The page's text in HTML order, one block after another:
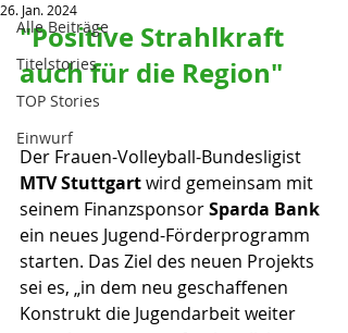
Alle Beiträge
Titelstories
TOP Stories
Einwurf
26. Jan. 2024
"Positive Strahlkraft
auch für die Region"
Der Frauen-Volleyball-Bundesligist
MTV Stuttgart wird gemeinsam mit
seinem Finanzsponsor Sparda Bank
ein neues Jugend-Förderprogramm
starten. Das Ziel des neuen Projekts
sei es, „in dem neu geschaffenen
Konstrukt die Jugendarbeit weiter